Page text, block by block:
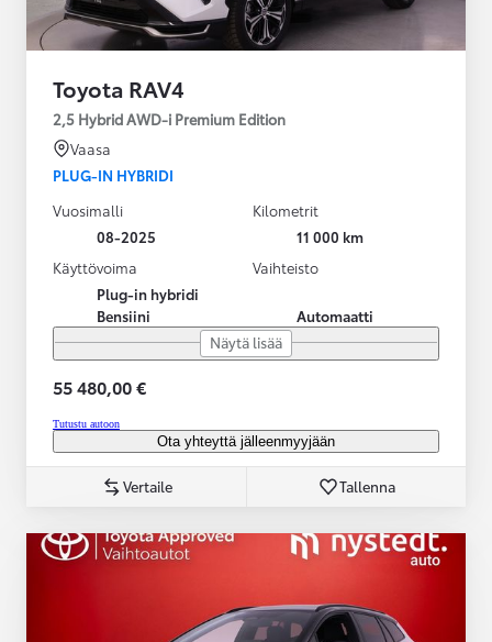
Toyota RAV4
2,5 Hybrid AWD-i Premium Edition
Vaasa
PLUG-IN HYBRIDI
Vuosimalli
08-2025
Kilometrit
11 000 km
Käyttövoima
Plug-in hybridi
Bensiini
Vaihteisto
Automaatti
Näytä lisää
55 480,00 €
Tutustu autoon
Ota yhteyttä jälleenmyyjään
Vertaile Tallenna